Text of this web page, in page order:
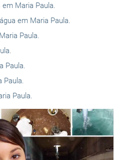
Maria Paula.
em Maria Paula.
Paula.
Paula.
Paula.
Paula.